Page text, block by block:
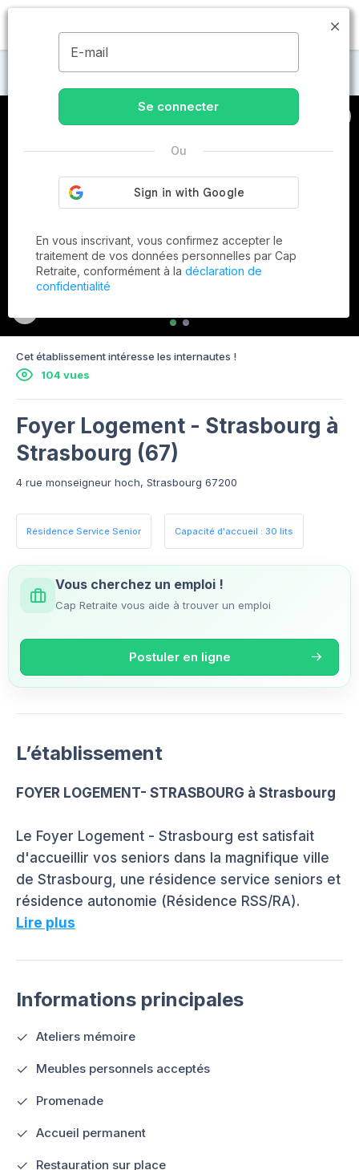
MENU
Maisons de retraite à Strasbourg
Cet établissement intéresse les internautes !
104 vues
Foyer Logement - Strasbourg à
Strasbourg (67)
4 rue monseigneur hoch, Strasbourg 67200
Résidence Service Senior Capacité d'accueil : 30 lits
Vous cherchez un emploi !
Cap Retraite vous aide à trouver un emploi
Postuler en ligne
L’établissement
FOYER LOGEMENT- STRASBOURG à Strasbourg
Le Foyer Logement - Strasbourg est satisfait
d'accueillir vos seniors dans la magnifique ville
de Strasbourg, une résidence service seniors et
résidence autonomie (Résidence RSS/RA).
Lire plus
Informations principales
Ateliers mémoire
Meubles personnels acceptés
Promenade
Accueil permanent
Restauration sur place
E-mail
Se connecter
Ou
En vous inscrivant, vous confirmez accepter le
traitement de vos données personnelles par Cap
Retraite, conformément à la déclaration de
confidentialité